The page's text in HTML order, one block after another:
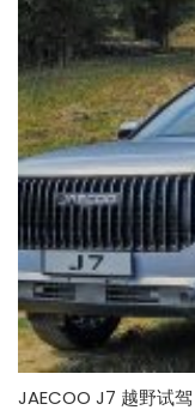
JAECOO J7 越野试